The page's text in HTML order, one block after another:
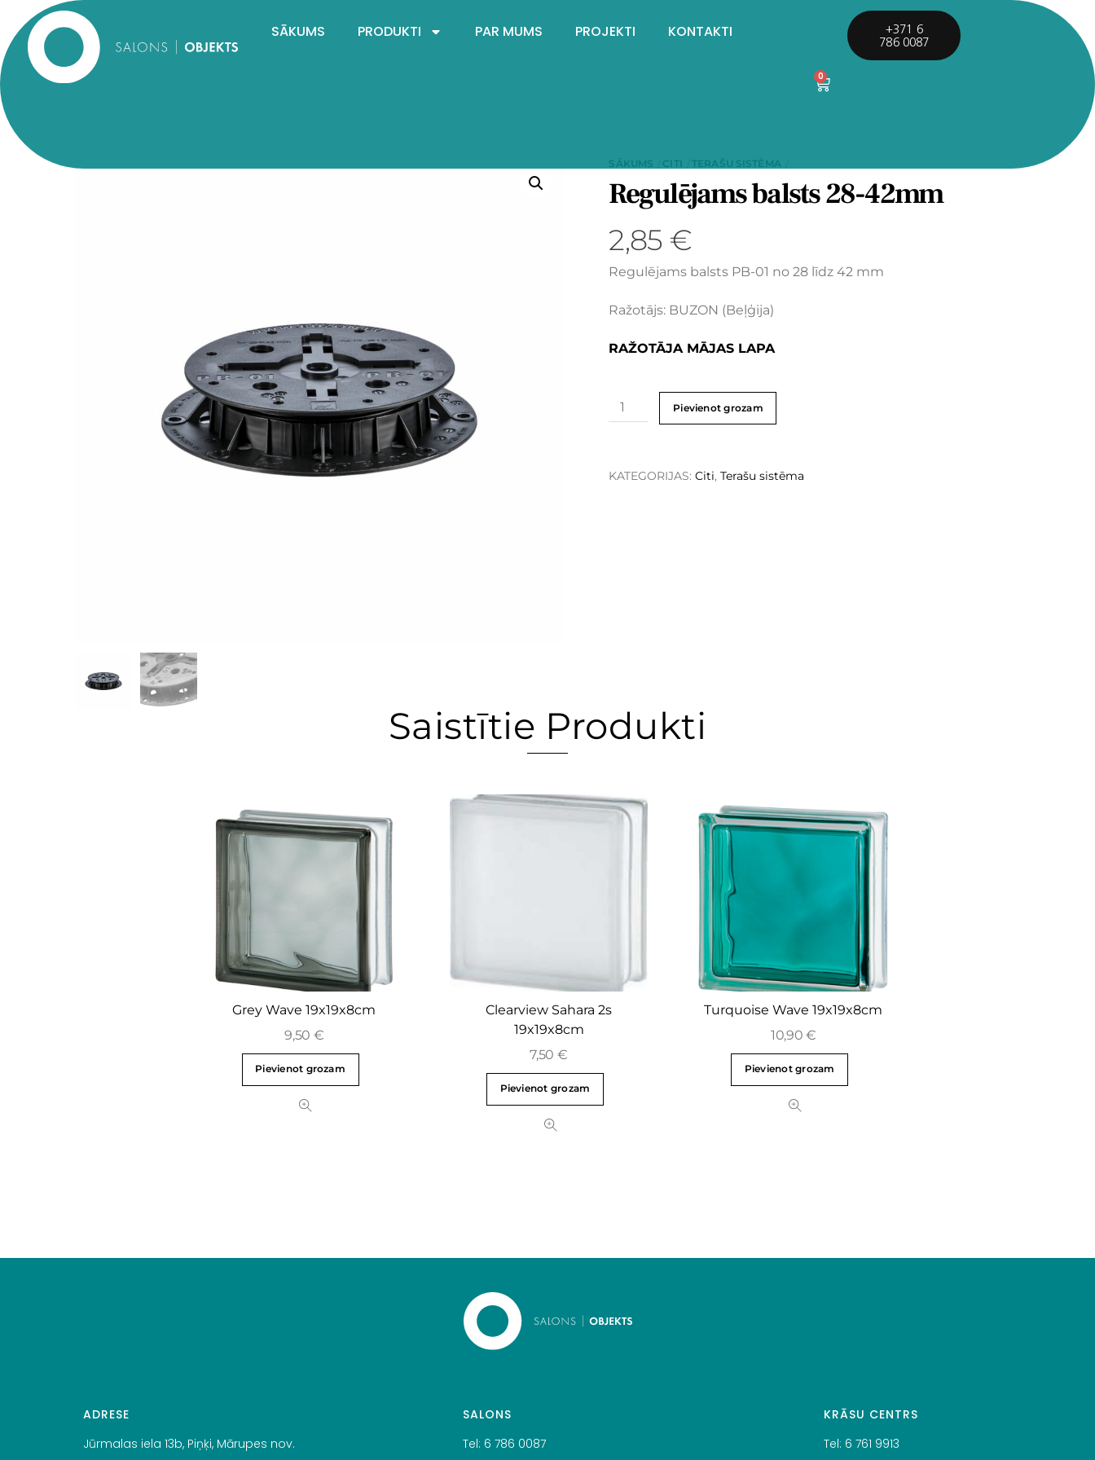
SĀKUMS PRODUKTI PAR MUMS PROJEKTI KONTAKTI
0
+371 6
786 0087
SĀKUMS CITI TERAŠU SISTĒMA
Regulējams balsts 28-42mm
2,85 €
Regulējams balsts PB-01 no 28 līdz 42 mm
Ražotājs: BUZON (Beļģija)
RAŽOTĀJA MĀJAS LAPA
Pievienot grozam
KATEGORIJAS:Citi,Terašu sistēma
Saistītie Produkti
Grey Wave 19x19x8cm
9,50 €
Pievienot grozam
Clearview Sahara 2s
19x19x8cm
7,50 €
Pievienot grozam
Turquoise Wave 19x19x8cm
10,90 €
Pievienot grozam
ADRESE
Jūrmalas iela 13b, Piņķi, Mārupes nov.
SALONS
Tel: 6 786 0087
KRĀSU CENTRS
Tel: 6 761 9913